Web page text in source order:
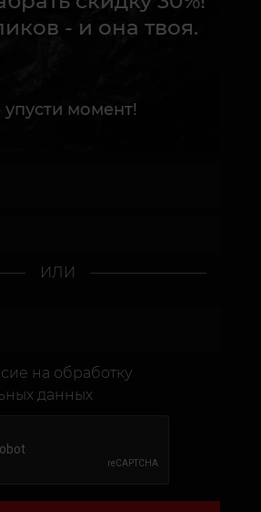
- и она твоя.
упусти момент!
ИЛИ
на обработку
данных